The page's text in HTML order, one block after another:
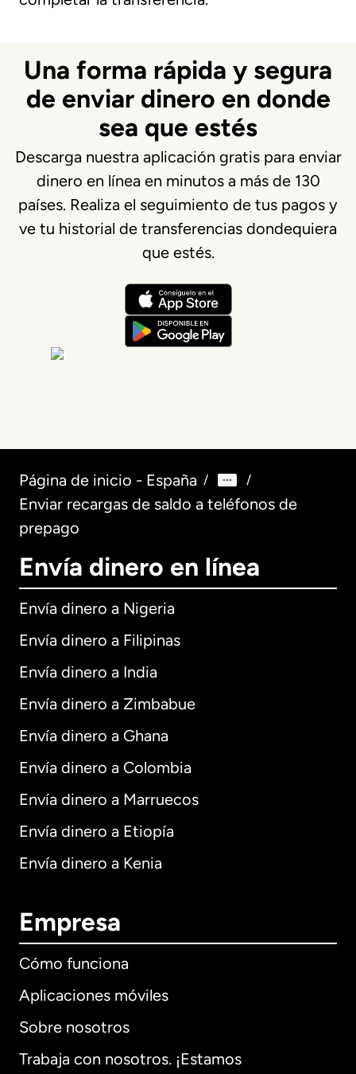
Una forma rápida y segura
de enviar dinero en donde
sea que estés
Descarga nuestra aplicación gratis para enviar
dinero en línea en minutos a más de 130
países. Realiza el seguimiento de tus pagos y
ve tu historial de transferencias dondequiera
que estés.
Página de inicio - España / /
Enviar recargas de saldo a teléfonos de
prepago
Envía dinero en línea
Envía dinero a Nigeria
Envía dinero a Filipinas
Envía dinero a India
Envía dinero a Zimbabue
Envía dinero a Ghana
Envía dinero a Colombia
Envía dinero a Marruecos
Envía dinero a Etiopía
Envía dinero a Kenia
Empresa
Cómo funciona
Aplicaciones móviles
Sobre nosotros
Trabaja con nosotros. ¡Estamos